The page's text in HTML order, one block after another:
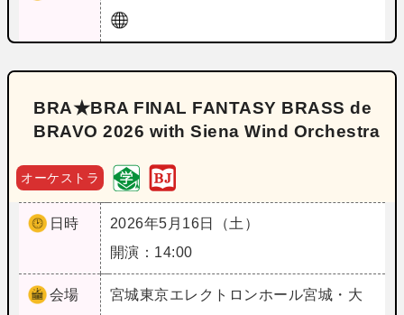
BRA★BRA FINAL FANTASY BRASS de
BRAVO 2026 with Siena Wind Orchestra
オーケストラ
日時
2026年5月16日（土）
開演：14:00
会場 宮城東京エレクトロンホール宮城・大